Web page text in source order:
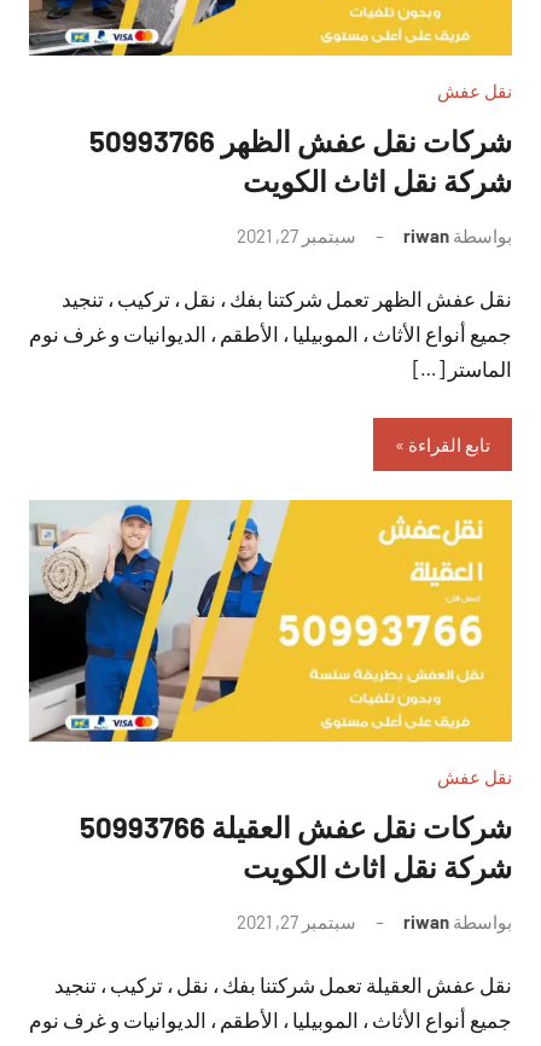
نقل عفش
شركات نقل عفش الظهر 50993766
شركة نقل اثاث الكويت
بواسطة riwan سبتمبر 27, 2021
تعليقات
نقل عفش الظهر تعمل شركتنا بفك ، نقل ، تركيب ، تنجيد
جميع أنواع الأثاث ، الموبيليا ، الأطقم ، الديوانيات و غرف نوم
الماستر […]
تابع القراءة
نقل عفش
شركات نقل عفش العقيلة 50993766
شركة نقل اثاث الكويت
بواسطة riwan سبتمبر 27, 2021
تعليقات
نقل عفش العقيلة تعمل شركتنا بفك ، نقل ، تركيب ، تنجيد
جميع أنواع الأثاث ، الموبيليا ، الأطقم ، الديوانيات و غرف نوم